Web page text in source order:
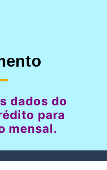
dados do
para
mensal.